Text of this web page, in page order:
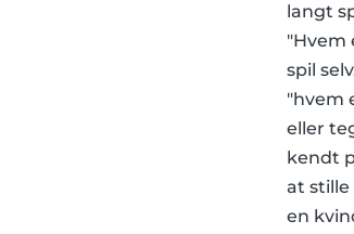
langt
"Hvem
spil
"hvem
eller
kendt
at
en